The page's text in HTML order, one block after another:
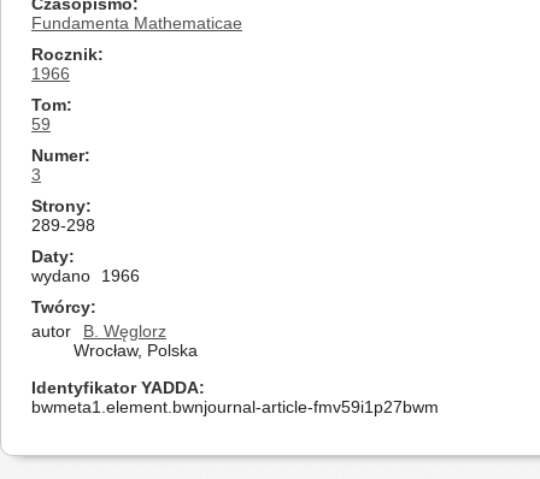
Fundamenta Mathematicae
Rocznik
1966
Tom
59
Numer
3
Strony
289-298
Daty
wydano
1966
Twórcy
autor
B. Węglorz
Wrocław, Polska
Identyfikator YADDA
bwmeta1.element.bwnjournal-article-fmv59i1p27bwm